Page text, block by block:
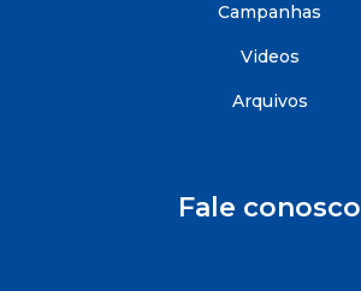
Campanhas
Videos
Arquivos
Fale conosco